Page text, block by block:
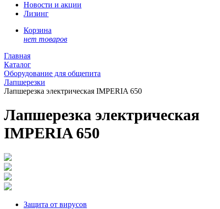
Новости и акции
Лизинг
Корзина
нет товаров
Главная
Каталог
Оборудование для общепита
Лапшерезки
Лапшерезка электрическая IMPERIA 650
Лапшерезка электрическая
IMPERIA 650
Защита от вирусов